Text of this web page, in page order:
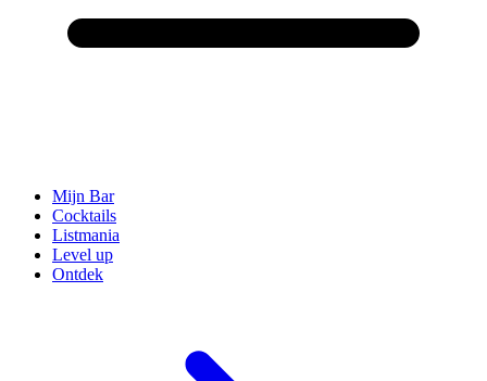
Mijn Bar
Cocktails
Listmania
Level up
Ontdek